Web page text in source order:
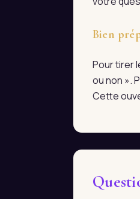
Bien
Pour tirer
ou non ».
Cette